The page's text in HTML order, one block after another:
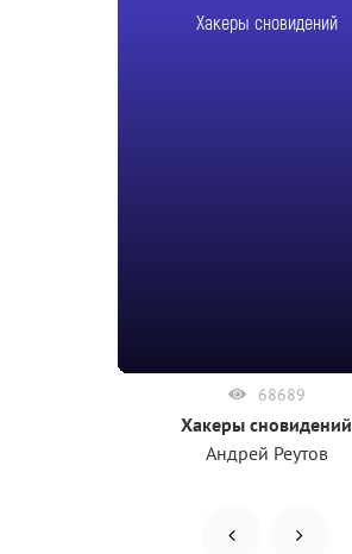
Хакеры сновидений
68689
Хакеры сновидений
Андрей Реутов